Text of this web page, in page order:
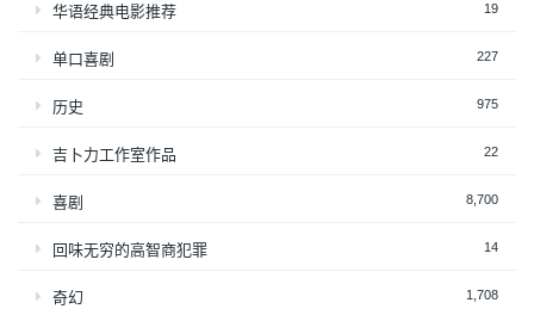
华语经典电影推荐 19
单口喜剧 227
历史 975
吉卜力工作室作品 22
喜剧 8,700
回味无穷的高智商犯罪 14
奇幻 1,708